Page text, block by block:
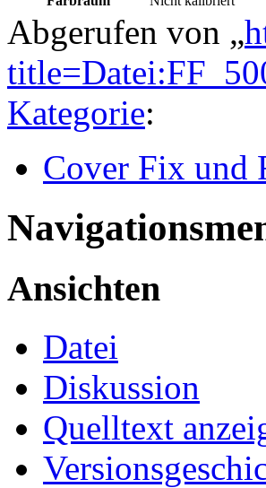
Abgerufen von „
Kategorie:
Cover Fix und
Ansichten
Datei
Diskussion
Quelltext